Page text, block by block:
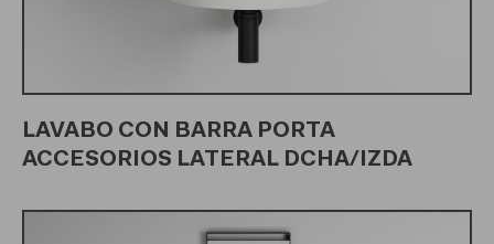
LAVABO CON BARRA PORTA
ACCESORIOS LATERAL DCHA/IZDA